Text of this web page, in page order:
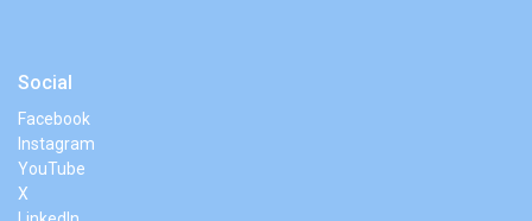
Social
Facebook
Instagram
YouTube
X